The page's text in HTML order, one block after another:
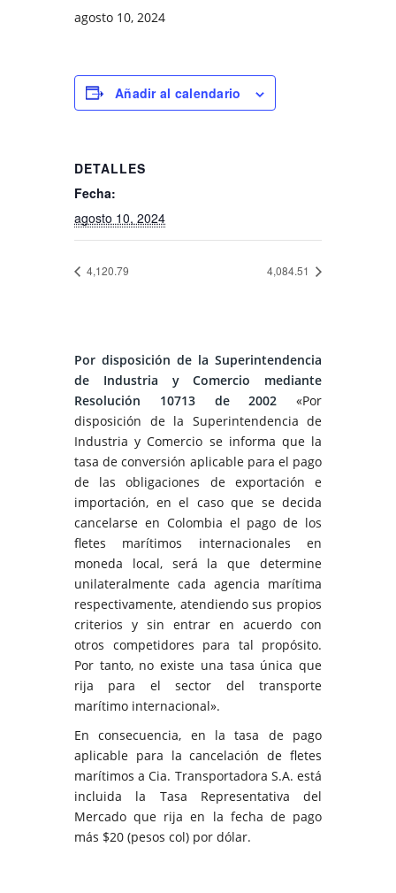
agosto 10, 2024
Añadir al calendario
DETALLES
Fecha:
agosto 10, 2024
4,120.79 4,084.51
Por disposición de la Superintendencia
de Industria y Comercio mediante
Resolución 10713 de 2002 «Por
disposición de la Superintendencia de
Industria y Comercio se informa que la
tasa de conversión aplicable para el pago
de las obligaciones de exportación e
importación, en el caso que se decida
cancelarse en Colombia el pago de los
fletes marítimos internacionales en
moneda local, será la que determine
unilateralmente cada agencia marítima
respectivamente, atendiendo sus propios
criterios y sin entrar en acuerdo con
otros competidores para tal propósito.
Por tanto, no existe una tasa única que
rija para el sector del transporte
marítimo internacional».
En consecuencia, en la tasa de pago
aplicable para la cancelación de fletes
marítimos a Cia. Transportadora S.A. está
incluida la Tasa Representativa del
Mercado que rija en la fecha de pago
más $20 (pesos col) por dólar.